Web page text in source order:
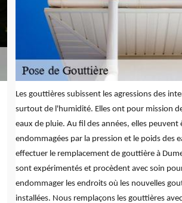
Les gouttières subissent les agressions des
surtout de l'humidité. Elles ont pour mission
eaux de pluie. Au fil des années, elles peuvent
endommagées par la pression et le poids des
effectuer le remplacement de gouttière à
sont expérimentés et procèdent avec soin
endommager les endroits où les nouvelles
installées. Nous remplaçons les gouttières